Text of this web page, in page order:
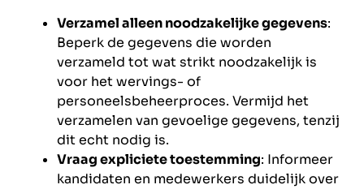
Verzamel alleen noodzakelijke gegevens:
Beperk de gegevens die worden
verzameld tot wat strikt noodzakelijk is
voor het wervings- of
personeelsbeheerproces. Vermijd het
verzamelen van gevoelige gegevens, tenzij
dit echt nodig is.
Vraag expliciete toestemming: Informeer
kandidaten en medewerkers duidelijk over